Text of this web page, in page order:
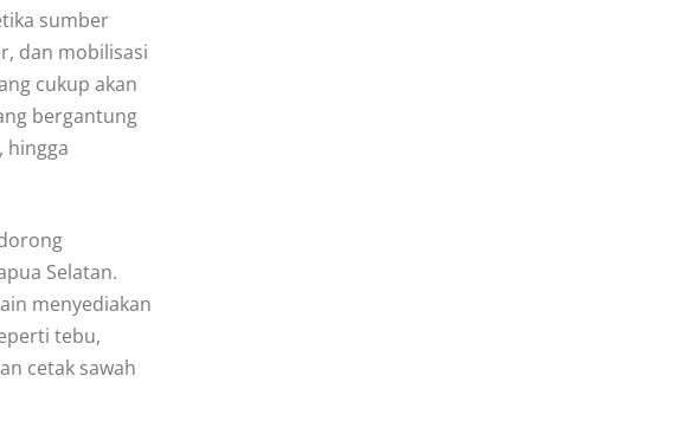
sumber
dan mobilisasi
cukup akan
bergantung
hingga
Selatan.
menyediakan
tebu,
cetak sawah